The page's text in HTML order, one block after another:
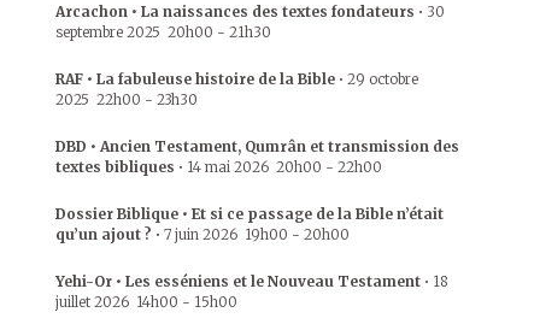
Arcachon • La naissances des textes fondateurs • 30
septembre 2025 20h00 - 21h30
RAF • La fabuleuse histoire de la Bible • 29 octobre
2025 22h00 - 23h30
DBD • Ancien Testament, Qumrân et transmission des
textes bibliques • 14 mai 2026 20h00 - 22h00
Dossier Biblique • Et si ce passage de la Bible n’était
qu’un ajout ? • 7 juin 2026 19h00 - 20h00
Yehi-Or • Les esséniens et le Nouveau Testament • 18
juillet 2026 14h00 - 15h00